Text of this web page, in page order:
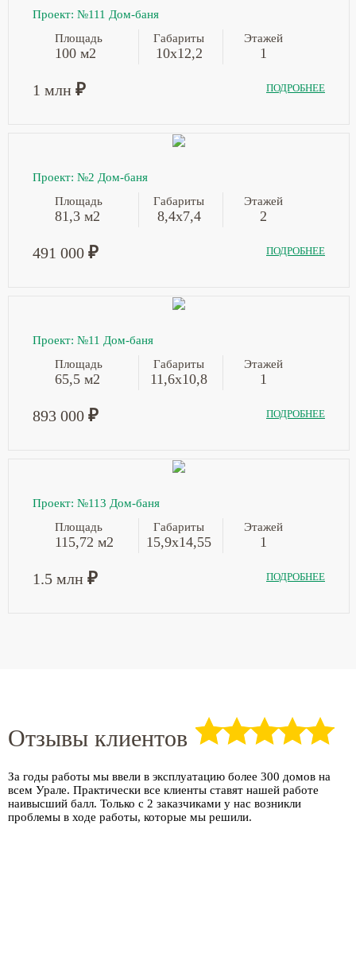
Проект: №111 Дом-баня
Площадь
100 м2
Габариты
10х12,2
Этажей
1
1 млн ₽ ПОДРОБНЕЕ
Проект: №2 Дом-баня
Площадь
81,3 м2
Габариты
8,4х7,4
Этажей
2
491 000 ₽ ПОДРОБНЕЕ
Проект: №11 Дом-баня
Площадь
65,5 м2
Габариты
11,6х10,8
Этажей
1
893 000 ₽ ПОДРОБНЕЕ
Проект: №113 Дом-баня
Площадь
115,72 м2
Габариты
15,9х14,55
Этажей
1
1.5 млн ₽ ПОДРОБНЕЕ
Отзывы клиентов
За годы работы мы ввели в эксплуатацию более 300 домов на
всем Урале. Практически все клиенты ставят нашей работе
наивысший балл. Только с 2 заказчиками у нас возникли
проблемы в ходе работы, которые мы решили.